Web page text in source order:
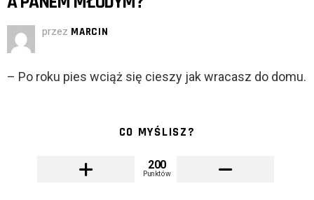
przez MARCIN
– Po roku pies wciąż się cieszy jak wracasz do domu.
CO MYŚLISZ?
200
Punktów